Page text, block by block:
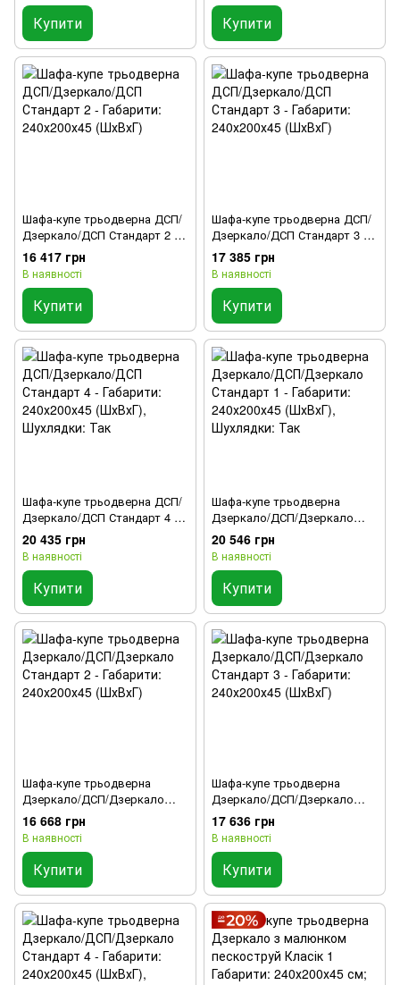
Купити Купити
Шафа-купе трьодверна ДСП/
Дзеркало/ДСП Стандарт 2 -
Габарити: 240х200х45 (ШхВхГ)
16 417 грн
В наявності
Купити
Шафа-купе трьодверна ДСП/
Дзеркало/ДСП Стандарт 3 -
Габарити: 240х200х45 (ШхВхГ)
17 385 грн
В наявності
Купити
Шафа-купе трьодверна ДСП/
Дзеркало/ДСП Стандарт 4 -
Габарити: 240х200х45 (ШхВхГ),
Шухлядки: Так
20 435 грн
В наявності
Купити
Шафа-купе трьодверна
Дзеркало/ДСП/Дзеркало
Стандарт 1 - Габарити:
240х200х45 (ШхВхГ),
Шухлядки: Так
20 546 грн
В наявності
Купити
Шафа-купе трьодверна
Дзеркало/ДСП/Дзеркало
Стандарт 2 - Габарити:
240х200х45 (ШхВхГ)
16 668 грн
В наявності
Купити
Шафа-купе трьодверна
Дзеркало/ДСП/Дзеркало
Стандарт 3 - Габарити:
240х200х45 (ШхВхГ)
17 636 грн
В наявності
Купити